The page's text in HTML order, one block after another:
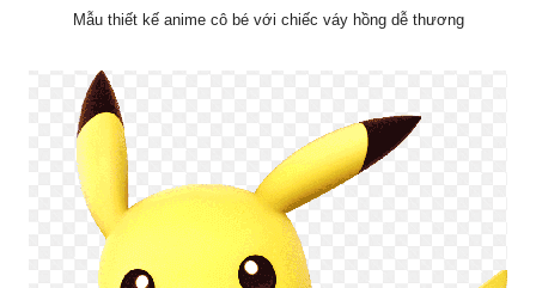
Mẫu thiết kế anime cô bé với chiếc váy hồng dễ thương